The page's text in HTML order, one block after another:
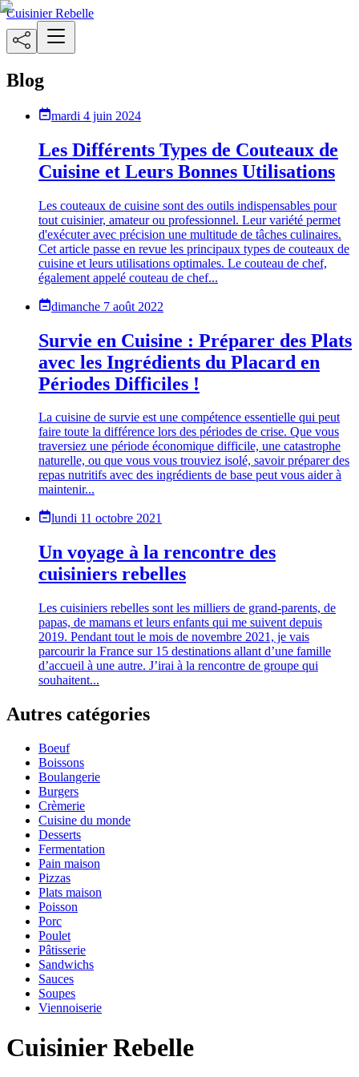
Cuisinier Rebelle
Blog
mardi 4 juin 2024
Les Différents Types de Couteaux de
Cuisine et Leurs Bonnes Utilisations
Les couteaux de cuisine sont des outils indispensables pour
tout cuisinier, amateur ou professionnel. Leur variété permet
d'exécuter avec précision une multitude de tâches culinaires.
Cet article passe en revue les principaux types de couteaux de
cuisine et leurs utilisations optimales. Le couteau de chef,
également appelé couteau de chef...
dimanche 7 août 2022
Survie en Cuisine : Préparer des Plats
avec les Ingrédients du Placard en
Périodes Difficiles !
La cuisine de survie est une compétence essentielle qui peut
faire toute la différence lors des périodes de crise. Que vous
traversiez une période économique difficile, une catastrophe
naturelle, ou que vous vous trouviez isolé, savoir préparer des
repas nutritifs avec des ingrédients de base peut vous aider à
maintenir...
lundi 11 octobre 2021
Un voyage à la rencontre des
cuisiniers rebelles
Les cuisiniers rebelles sont les milliers de grand-parents, de
papas, de mamans et leurs enfants qui me suivent depuis
2019. Pendant tout le mois de novembre 2021, je vais
parcourir la France sur 15 destinations allant d’une famille
d’accueil à une autre. J’irai à la rencontre de groupe qui
souhaitent...
Autres catégories
Boeuf
Boissons
Boulangerie
Burgers
Crèmerie
Cuisine du monde
Desserts
Fermentation
Pain maison
Pizzas
Plats maison
Poisson
Porc
Poulet
Pâtisserie
Sandwichs
Sauces
Soupes
Viennoiserie
Cuisinier Rebelle